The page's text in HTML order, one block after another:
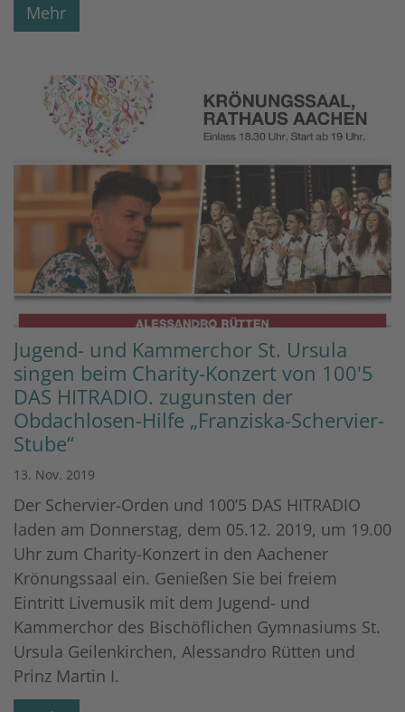
Mehr
Jugend- und Kammerchor St. Ursula
singen beim Charity-Konzert von 100'5
DAS HITRADIO. zugunsten der
Obdachlosen-Hilfe „Franziska-Schervier-
Stube“
13. Nov. 2019
Der Schervier-Orden und 100’5 DAS HITRADIO
laden am Donnerstag, dem 05.12. 2019, um 19.00
Uhr zum Charity-Konzert in den Aachener
Krönungssaal ein. Genießen Sie bei freiem
Eintritt Livemusik mit dem Jugend- und
Kammerchor des Bischöflichen Gymnasiums St.
Ursula Geilenkirchen, Alessandro Rütten und
Prinz Martin I.